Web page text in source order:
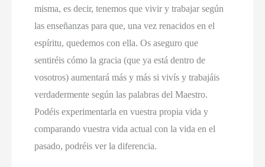
misma, es decir, tenemos que vivir y trabajar según
las enseñanzas para que, una vez renacidos en el
espíritu, quedemos con ella. Os aseguro que
sentiréis cómo la gracia (que ya está dentro de
vosotros) aumentará más y más si vivís y trabajáis
verdadermente según las palabras del Maestro.
Podéis experimentarla en vuestra propia vida y
comparando vuestra vida actual con la vida en el
pasado, podréis ver la diferencia.